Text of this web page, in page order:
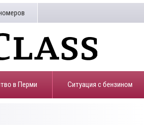
в Перми ​Ситуация с бензином